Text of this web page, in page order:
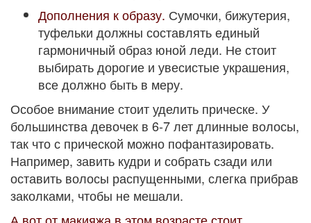
Дополнения к образу. Сумочки, бижутерия,
туфельки должны составлять единый
гармоничный образ юной леди. Не стоит
выбирать дорогие и увесистые украшения,
все должно быть в меру.
Особое внимание стоит уделить прическе. У
большинства девочек в 6-7 лет длинные волосы,
так что с прической можно пофантазировать.
Например, завить кудри и собрать сзади или
оставить волосы распущенными, слегка прибрав
заколками, чтобы не мешали.